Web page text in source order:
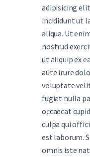
adipisicing
incididunt ut
aliqua. Ut
nostrud
ut aliquip ex
aute irure
voluptate
fugiat nulla
occaecat
culpa qui
est laborum.
omnis iste